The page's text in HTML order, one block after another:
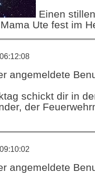
Einen
Ute fest im
angemeldete
schickt dir in
der
angemeldete